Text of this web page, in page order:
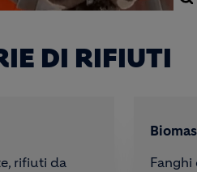
DI RIFIUTI
rifiuti da
Fanghi